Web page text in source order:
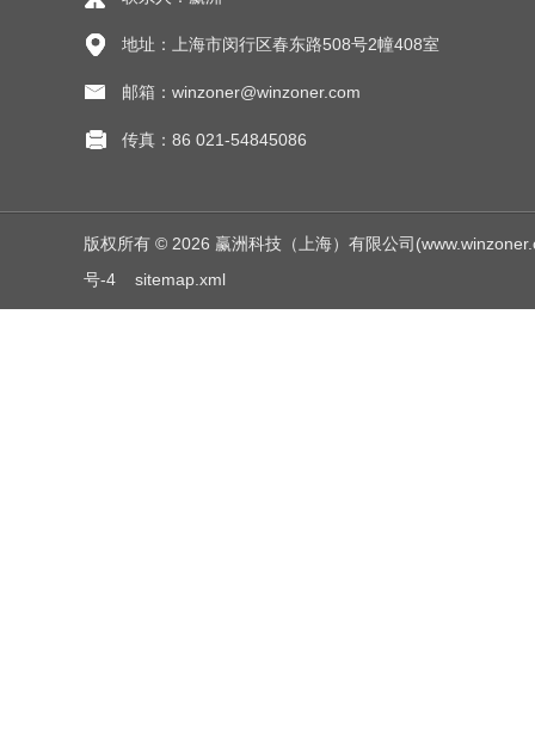
地址：上海市闵行区春东路508号2幢408室
邮箱：winzoner@winzoner.com
传真：86 021-54845086
版权所有 © 2026 赢洲科技（上海）有限公司
号-4
sitemap.xml